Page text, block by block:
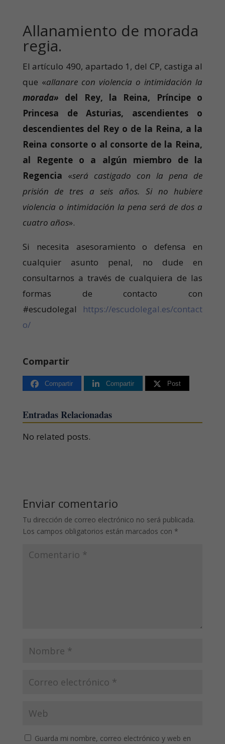
Allanamiento de morada
regia.
El artículo 490, apartado 1, del CP, castiga al
que «allanare con violencia o intimidación la
morada» del Rey, la Reina, Príncipe o
Princesa de Asturias, ascendientes o
descendientes del Rey o de la Reina, a la
Reina consorte o al consorte de la Reina,
al Regente o a algún miembro de la
Regencia «será castigado con la pena de
prisión de tres a seis años. Si no hubiere
violencia o intimidación la pena será de dos a
cuatro años».
Si necesita asesoramiento o defensa en
cualquier asunto penal, no dude en
consultarnos a través de cualquiera de las
formas de contacto con
#escudolegal https://escudolegal.es/contact
o/
Compartir
Compartir Compartir Post
Entradas Relacionadas
No related posts.
Enviar comentario
Tu dirección de correo electrónico no será publicada.
Los campos obligatorios están marcados con *
Guarda mi nombre, correo electrónico y web en